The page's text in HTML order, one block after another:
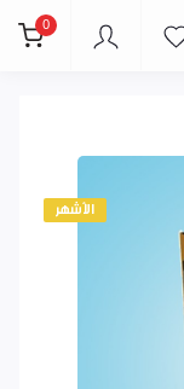
0
الأشهر